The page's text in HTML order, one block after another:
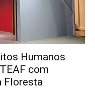
Humanos
com
Floresta